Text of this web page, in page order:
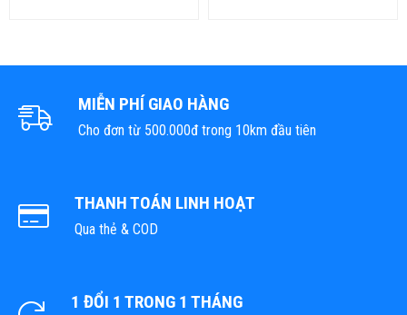
MIỄN PHÍ GIAO HÀNG
Cho đơn từ 500.000đ trong 10km đầu tiên
THANH TOÁN LINH HOẠT
Qua thẻ & COD
1 ĐỔI 1 TRONG 1 THÁNG